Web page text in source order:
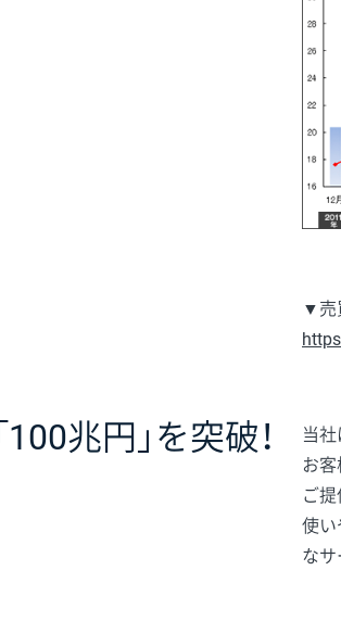
兆円」を突破！
▼売
当
お
ご
使い
なサ